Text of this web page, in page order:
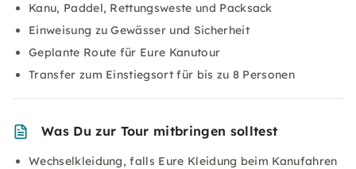
Kanu, Paddel, Rettungsweste und Packsack
Einweisung zu Gewässer und Sicherheit
Geplante Route für Eure Kanutour
Transfer zum Einstiegsort für bis zu 8 Personen
Was Du zur Tour mitbringen solltest
Wechselkleidung, falls Eure Kleidung beim Kanufahren